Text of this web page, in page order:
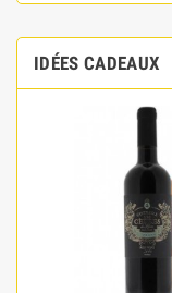
IDÉES CADEAUX